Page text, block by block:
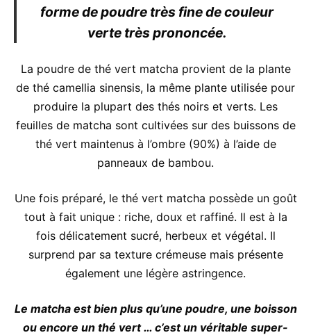
forme de poudre très fine de couleur
verte très prononcée.
La poudre de thé vert matcha provient de la plante
de thé camellia sinensis, la même plante utilisée pour
produire la plupart des thés noirs et verts. Les
feuilles de matcha sont cultivées sur des buissons de
thé vert maintenus à l’ombre (90%) à l’aide de
panneaux de bambou.
Une fois préparé, le thé vert matcha possède un goût
tout à fait unique : riche, doux et raffiné. Il est à la
fois délicatement sucré, herbeux et végétal. Il
surprend par sa texture crémeuse mais présente
également une légère astringence.
Le matcha est bien plus qu’une poudre, une boisson
ou encore un thé vert … c’est un véritable super-